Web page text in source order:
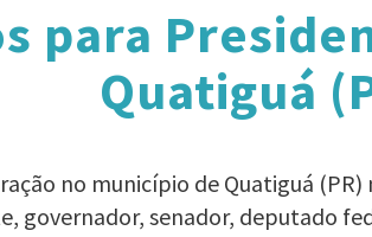
para
Quatiguá
no município de Quatiguá (PR)
governador, senador, deputado